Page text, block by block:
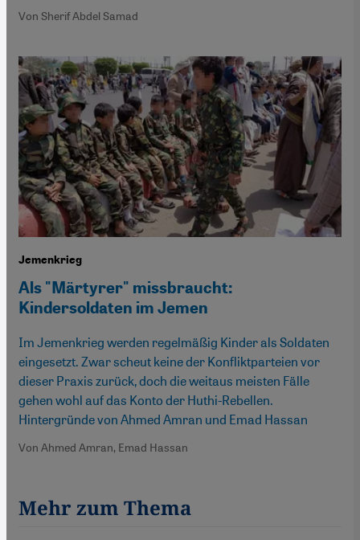
Von Sherif Abdel Samad
Jemenkrieg
Als "Märtyrer" missbraucht:
Kindersoldaten im Jemen
Im Jemenkrieg werden regelmäßig Kinder als Soldaten
eingesetzt. Zwar scheut keine der Konfliktparteien vor
dieser Praxis zurück, doch die weitaus meisten Fälle
gehen wohl auf das Konto der Huthi-Rebellen.
Hintergründe von Ahmed Amran und Emad Hassan
Von Ahmed Amran, Emad Hassan
Mehr zum Thema